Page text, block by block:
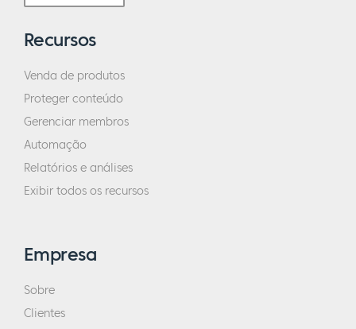
Recursos
Venda de produtos
Proteger conteúdo
Gerenciar membros
Automação
Relatórios e análises
Exibir todos os recursos
Empresa
Sobre
Clientes